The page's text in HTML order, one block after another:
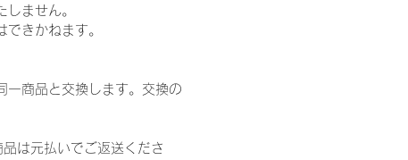
ません。
きかねます。
一商品と交換します。交換の
は元払いでご返送くださ